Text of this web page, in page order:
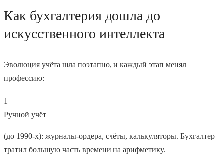
Как бухгалтерия дошла до
искусственного интеллекта
Эволюция учёта шла поэтапно, и каждый этап менял
профессию:
1
Ручной учёт
(до 1990-х): журналы-ордера, счёты, калькуляторы. Бухгалтер
тратил большую часть времени на арифметику.